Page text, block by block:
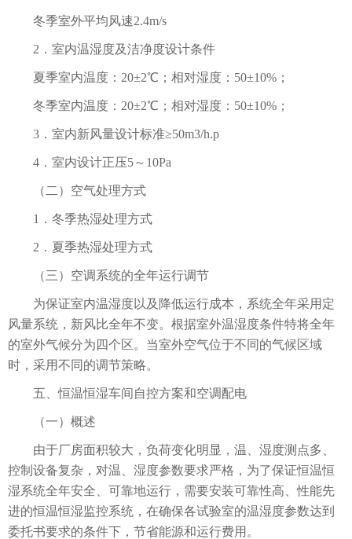
冬季室外平均风速2.4m/s
2．室内温湿度及洁净度设计条件
夏季室内温度：20±2℃；相对湿度：50±10%；
冬季室内温度：20±2℃；相对湿度：50±10%；
3．室内新风量设计标准≥50m3/h.p
4．室内设计正压5～10Pa
（二）空气处理方式
1．冬季热湿处理方式
2．夏季热湿处理方式
（三）空调系统的全年运行调节
为保证室内温湿度以及降低运行成本，系统全年采用定
风量系统，新风比全年不变。根据室外温湿度条件特将全年
的室外气候分为四个区。当室外空气位于不同的气候区域
时，采用不同的调节策略。
五、恒温恒湿车间自控方案和空调配电
（一）概述
由于厂房面积较大，负荷变化明显，温、湿度测点多、
控制设备复杂，对温、湿度参数要求严格，为了保证恒温恒
湿系统全年安全、可靠地运行，需要安装可靠性高、性能先
进的恒温恒湿监控系统，在确保各试验室的温湿度参数达到
委托书要求的条件下，节省能源和运行费用。